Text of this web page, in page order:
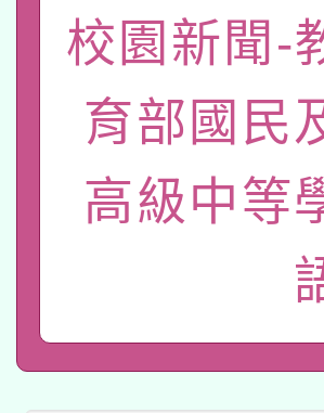
「數位內容
有關大陸委
薪期間赴陸
轉知經濟部
業技術研究
用水績優單
115年8月22
桃園市孔廟
開 智慧啟航」
2026年桃園
本校115學
招甄選結果
適應運動共
本館辦理115
校園新聞-
育部國民
高級中等